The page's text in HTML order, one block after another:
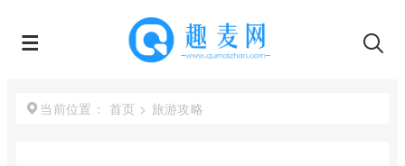
当前位置： 首页 > 旅游攻略